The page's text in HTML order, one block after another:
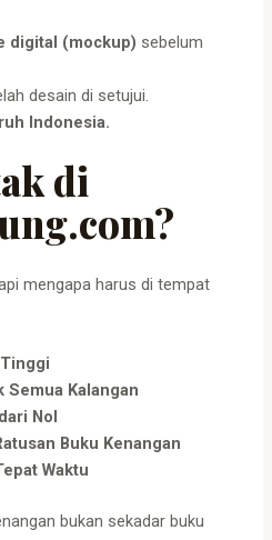
digital (mockup) sebelum
desain di setujui.
Indonesia.
di
mengapa harus di tempat
Semua Kalangan
Nol
Buku Kenangan
Waktu
bukan sekadar buku